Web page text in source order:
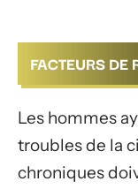
FACTEURS
Les hommes
troubles de la
chroniques